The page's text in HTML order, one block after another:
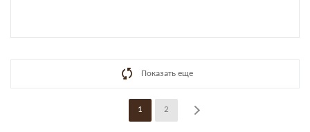
Показать еще
1 2